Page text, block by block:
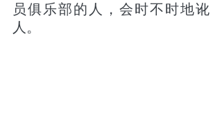
员俱乐部的人，会时不时地讹
人。